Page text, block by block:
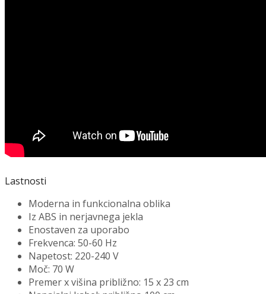
Lastnosti
Moderna in funkcionalna oblika
Iz ABS in nerjavnega jekla
Enostaven za uporabo
Frekvenca: 50-60 Hz
Napetost: 220-240 V
Moč: 70 W
Premer x višina približno: 15 x 23 cm